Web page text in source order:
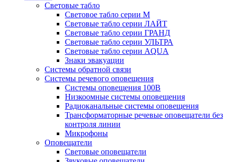
Световые табло
Световое табло серии М
Световые табло серии ЛАЙТ
Световые табло серии ГРАНД
Световые табло серии УЛЬТРА
Световые табло серии AQUA
Знаки эвакуации
Системы обратной связи
Системы речевого оповещения
Системы оповещения 100В
Низкоомные системы оповещения
Радиоканальные системы оповещения
Трансформаторные речевые оповещатели без
контроля линии
Микрофоны
Оповещатели
Световые оповещатели